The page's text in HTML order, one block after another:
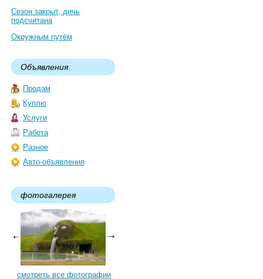
Сезон закрыт, дичь
подсчитана
Окружным путём
Объявления
Продам
Куплю
Услуги
Работа
Разное
Авто-объявления
фотогалерея
смотреть все фотографии